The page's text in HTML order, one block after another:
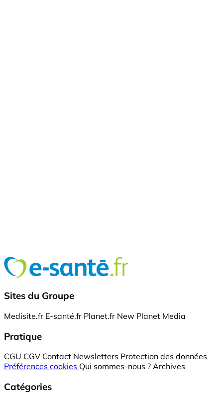
Sites du Groupe
Medisite.fr E-santé.fr Planet.fr New Planet Media
Pratique
CGU CGV Contact Newsletters Protection des données
Préférences cookies Qui sommes-nous ? Archives
Catégories